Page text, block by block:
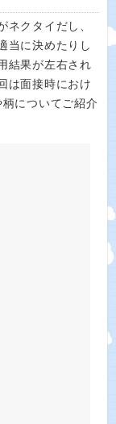
ネクタイだし、
当に決めたりし
結果が左右され
は面接時におけ
についてご紹介